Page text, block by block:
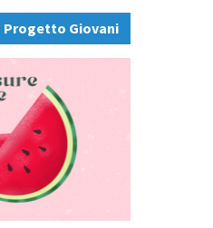
Progetto Giovani